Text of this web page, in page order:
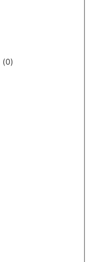
(0)